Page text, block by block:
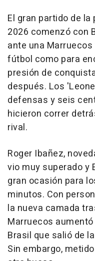
El gran partido de
2026 comenzó con
ante una
fútbol como para
presión de
después. Los
defensas y seis
hicieron correr
rival.
Roger Ibañez,
vio muy superado y
gran ocasión para
minutos. Con
la nueva camada
Marruecos
Brasil que salió de
Sin embargo,